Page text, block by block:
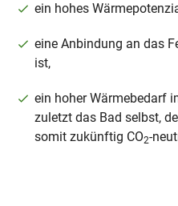
Lärmschutz-
circa 10 - 13 Metern)
ein hohes
eine Anbindung an das
ist,
ein hoher Wärmebedarf
zuletzt das Bad selbst,
somit zukünftig CO2-